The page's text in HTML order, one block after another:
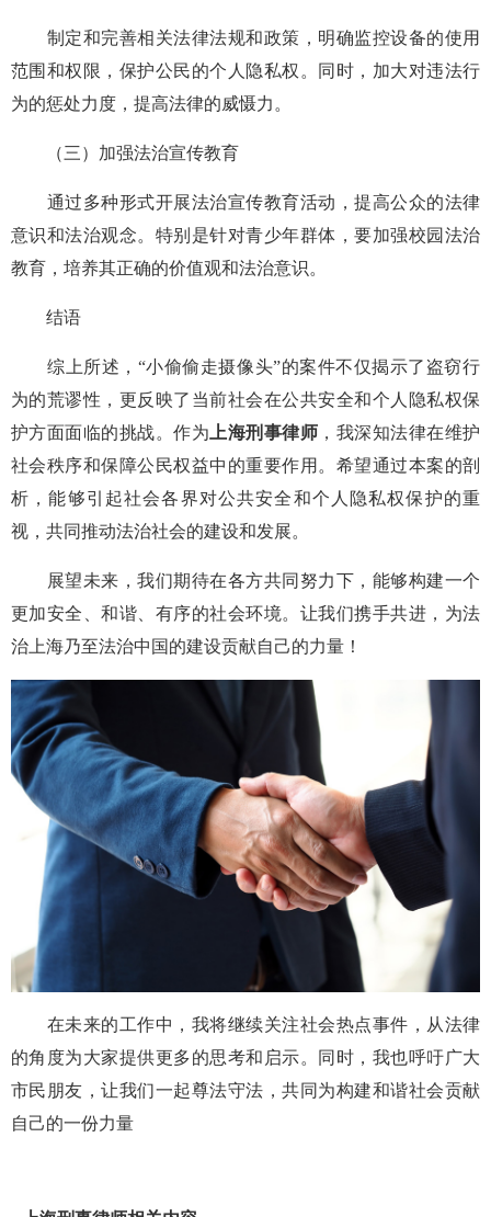
制定和完善相关法律法规和政策，明确监控设备的使用
范围和权限，保护公民的个人隐私权。同时，加大对违法行
为的惩处力度，提高法律的威慑力。
（三）加强法治宣传教育
通过多种形式开展法治宣传教育活动，提高公众的法律
意识和法治观念。特别是针对青少年群体，要加强校园法治
教育，培养其正确的价值观和法治意识。
结语
综上所述，“小偷偷走摄像头”的案件不仅揭示了盗窃行
为的荒谬性，更反映了当前社会在公共安全和个人隐私权保
护方面面临的挑战。作为 上海刑事律师 ，我深知法律在维护
社会秩序和保障公民权益中的重要作用。希望通过本案的剖
析，能够引起社会各界对公共安全和个人隐私权保护的重
视，共同推动法治社会的建设和发展。
展望未来，我们期待在各方共同努力下，能够构建一个
更加安全、和谐、有序的社会环境。让我们携手共进，为法
治上海乃至法治中国的建设贡献自己的力量！
在未来的工作中，我将继续关注社会热点事件，从法律
的角度为大家提供更多的思考和启示。同时，我也呼吁广大
市民朋友，让我们一起尊法守法，共同为构建和谐社会贡献
自己的一份力量